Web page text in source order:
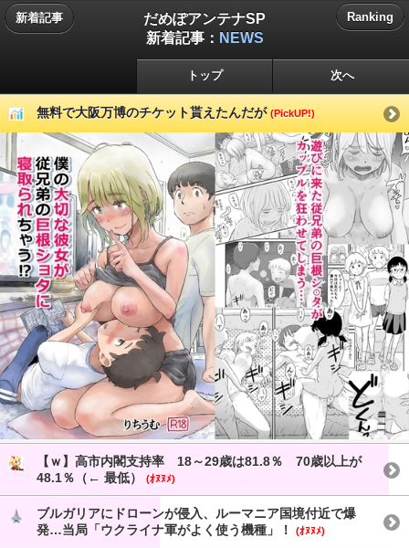
新着記事
だめぽアンテナSP
新着記事： NEWS
Ranking
トップ 次へ
無料で大阪万博のチケット貰えたんだが (PickUP!)
【ｗ】高市内閣支持率 18～29歳は81.8％ 70歳以上が
48.1％（← 最低）
(ｵﾇﾇﾒ)
ブルガリアにドローンが侵入、ルーマニア国境付近で爆
発…当局「ウクライナ軍がよく使う機種」！
(ｵﾇﾇﾒ)